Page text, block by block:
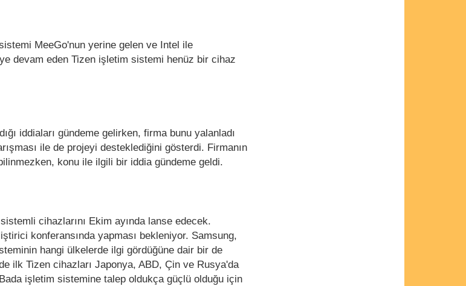
MeeGo'nun yerine gelen ve Intel ile
devam eden Tizen işletim sistemi henüz bir cihaz
iddiaları gündeme gelirken, firma bunu yalanladı
ile de projeyi desteklediğini gösterdi. Firmanın
konu ile ilgili bir iddia gündeme geldi.
cihazlarını Ekim ayında lanse edecek.
konferansında yapması bekleniyor. Samsung,
hangi ülkelerde ilgi gördüğüne dair bir de
ilk Tizen cihazları Japonya, ABD, Çin ve Rusya'da
işletim sistemine talep oldukça güçlü olduğu için